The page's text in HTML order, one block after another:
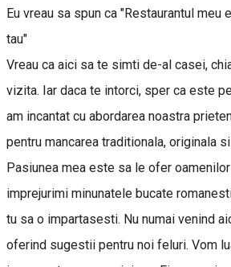
Eu vreau sa spun ca "Restaurantul meu
tau"
Vreau ca aici sa te simti de-al casei,
vizita. Iar daca te intorci, sper ca este
am incantat cu abordarea noastra
pentru mancarea traditionala, originala
Pasiunea mea este sa le ofer
imprejurimi minunatele bucate
tu sa o impartasesti. Nu numai venind
oferind sugestii pentru noi feluri. Vom